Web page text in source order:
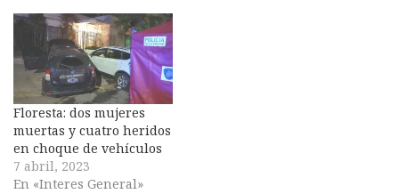
Floresta: dos mujeres
muertas y cuatro heridos
en choque de vehículos
7 abril, 2023
En «Interes General»